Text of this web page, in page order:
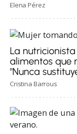
Elena Pérez
La
alimentos que
"Nunca
Cristina Barrous